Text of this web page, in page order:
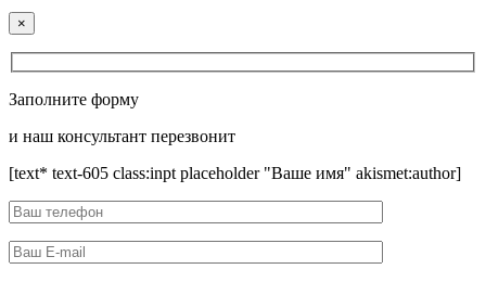
×
Заполните форму
и наш консультант перезвонит
[text* text-605 class:inpt placeholder "Ваше имя" akismet:author]